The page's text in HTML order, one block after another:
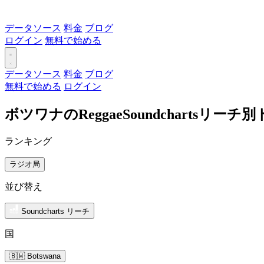
データソース 料金 ブログ
ログイン 無料で始める
データソース 料金 ブログ
無料で始める ログイン
ボツワナのReggaeSoundchartsリーチ
ランキング
ラジオ局
並び替え
Soundcharts リーチ
国
🇧🇼 Botswana